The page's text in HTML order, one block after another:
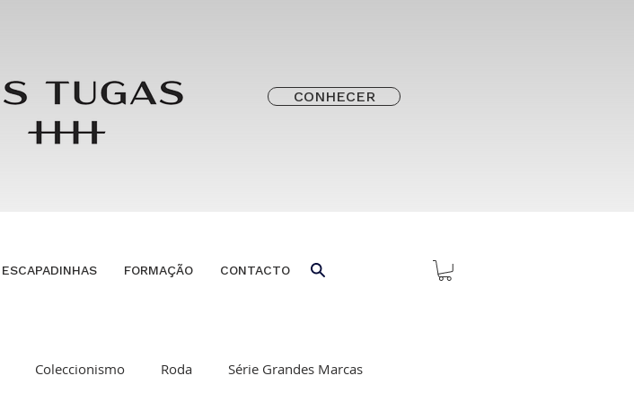
CONHECER
ESCAPADINHAS FORMAÇÃO CONTACTO
Coleccionismo Roda Série Grandes Marcas